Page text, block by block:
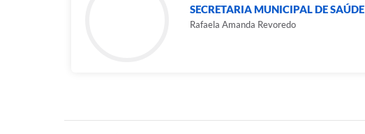
SECRETARIA MUNICIPAL DE SAÚDE
Rafaela Amanda Revoredo